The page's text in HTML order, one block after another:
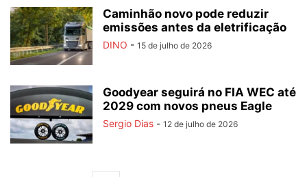
Caminhão novo pode reduzir
emissões antes da eletrificação
DINO - 15 de julho de 2026
Goodyear seguirá no FIA WEC até
2029 com novos pneus Eagle
Sergio Dias - 12 de julho de 2026